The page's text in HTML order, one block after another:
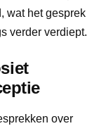
wat het gesprek
verder verdiept.
over